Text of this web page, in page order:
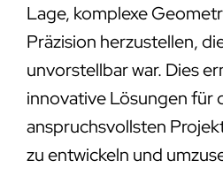
Lage, komplexe
Präzision herzustellen,
unvorstellbar war. Dies
innovative Lösungen für
anspruchsvollsten
zu entwickeln und